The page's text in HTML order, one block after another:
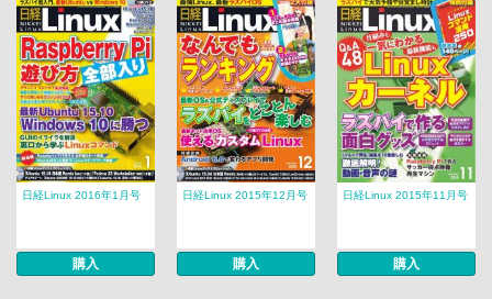
日経Linux 2016年1月号
購入
日経Linux 2015年12月号
購入
日経Linux 2015年11月号
購入